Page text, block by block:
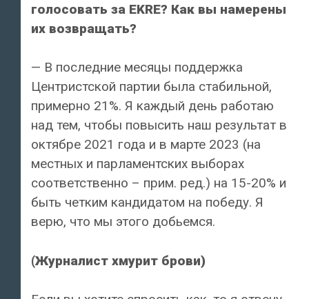
голосовать за EKRE? Как вы намерены
их возвращать?
— В последние месяцы поддержка
Центристской партии была стабильной,
примерно 21%. Я каждый день работаю
над тем, чтобы повысить наш результат в
октябре 2021 года и в марте 2023 (на
местных и парламентских выборах
соответственно – прим. ред.) на 15-20% и
быть четким кандидатом на победу. Я
верю, что мы этого добьемся.
(Журналист хмурит брови)